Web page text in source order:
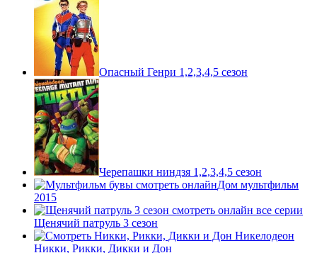
Опасный Генри 1,2,3,4,5 сезон
Черепашки ниндзя 1,2,3,4,5 сезон
Дом мультфильм
2015
Щенячий патруль 3 сезон
Никки, Рикки, Дикки и Дон